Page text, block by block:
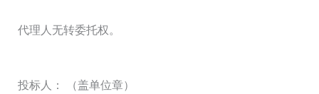
代理人无转委托权。
投标人： （盖单位章）